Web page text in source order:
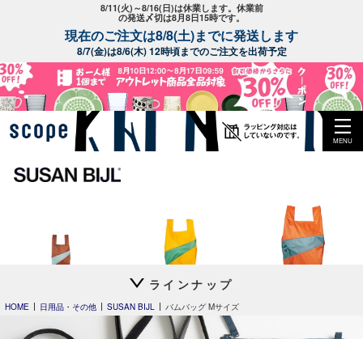
8/11(火)～8/16(日)は休業します。休業前
の発送〆切は8月8日15時です。
現在のご注文は8/8(土)までに発送します
8/7(金)は8/6(木) 12時頃までのご注文を出荷予定
MENU
バッグM
ラインナップ
HOME 日用品・その他 SUSAN BIJL バムバッグ Mサイズ